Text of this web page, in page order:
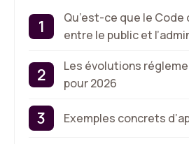
Qu’est-ce que le
entre le public et
Les évolutions
pour 2026
Exemples concrets